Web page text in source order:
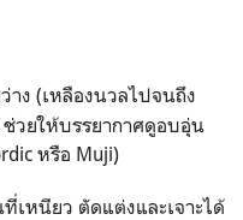
าง (เหลืองนวลไปจนถึง
วยให้บรรยากาศดูอบอุ่น
หรือ Muji)
เหนียว ตัดแต่งและเจาะได้